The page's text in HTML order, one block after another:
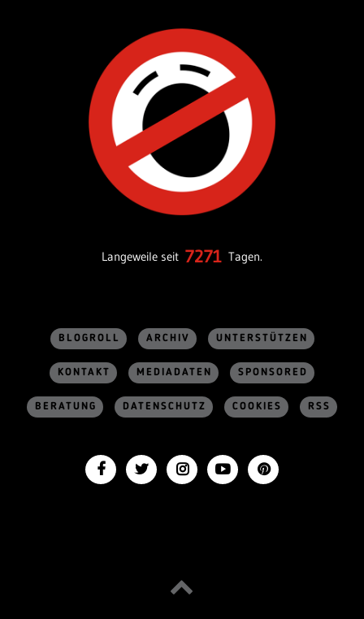
Langeweile seit 7271 Tagen.
BLOGROLL ARCHIV UNTERSTÜTZEN
KONTAKT MEDIADATEN SPONSORED
BERATUNG DATENSCHUTZ COOKIES RSS